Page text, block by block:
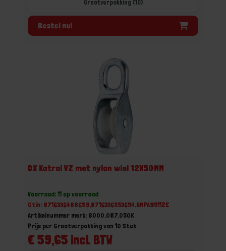
Grootverpakking (10)
Bestel nu!
DX Katrol VZ met nylon wiel 12X50MM
Voorraad: 11 op voorraad
Gtin: 8716336488659,8716336553654,BMPA95112E
Artikelnummer merk: 8000.087.050K
€ 59,65 incl. BTW
Prijs per Grootverpakking van 10 Stuk